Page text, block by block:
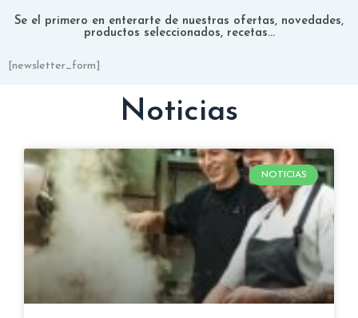
Se el primero en enterarte de nuestras ofertas, novedades,
productos seleccionados, recetas...
[newsletter_form]
Noticias
NOTICIAS